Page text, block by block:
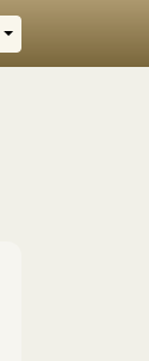
Выбрать область